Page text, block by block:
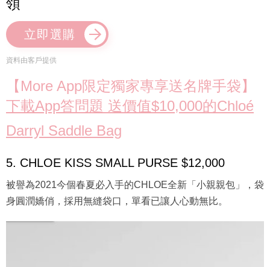
立即選購
資料由客戶提供
【More App限定獨家專享送名牌手袋】
下載App答問題 送價值$10,000的Chloé
Darryl Saddle Bag
5. CHLOE KISS SMALL PURSE $12,000
被譽為2021今個春夏必入手的CHLOE全新「小親親包」，袋
身圓潤嬌俏，採用無縫袋口，單看已讓人心動無比。